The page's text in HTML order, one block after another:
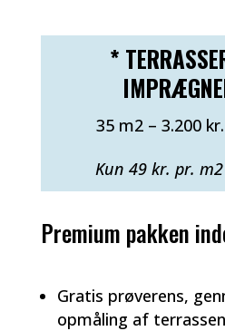
*
35 m2 – 3.200
Kun 49 kr. pr.
Premium pakken
Gratis prøverens,
opmåling af terrassen